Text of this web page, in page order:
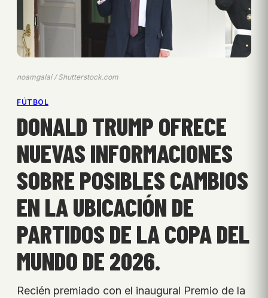
noamgalai / Shutterstock.com
FÚTBOL
DONALD TRUMP OFRECE
NUEVAS INFORMACIONES
SOBRE POSIBLES CAMBIOS
EN LA UBICACIÓN DE
PARTIDOS DE LA COPA DEL
MUNDO DE 2026.
Recién premiado con el inaugural Premio de la